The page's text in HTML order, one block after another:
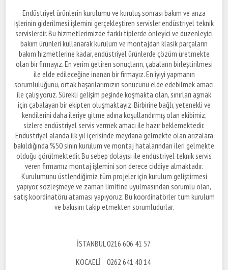
Endüstriyel ürünlerin kurulumu ve kuruluş sonrası bakım ve arıza
işlerinin giderilmesi işlemini gerçekleştiren servisler endüstriyel teknik
servislerdir. Bu hizmetlerimizde farklı tiplerde önleyici ve düzenleyici
bakım ürünleri kullanarak kurulum ve montajdan klasik parçaların
bakım hizmetlerine kadar, endüstriyel ürünlerde çözüm üretmekte
olan bir firmayız. En verim getiren sonuçların, çabaların birleştirilmesi
ile elde edileceğine inanan bir firmayız. En iyiyi yapmanın
sorumluluğunu, ortak başarılarımızın sonucunu elde edebilmek amacı
ile çalışıyoruz. Sürekli gelişim peşinde koşmakta olan, sınırları aşmak
için çabalayan bir ekipten oluşmaktayız. Birbirine bağlı, yetenekli ve
kendilerini daha ileriye gitme adına koşullandırmış olan ekibimiz,
sizlere endüstriyel servis vermek amacı ile hazır beklemektedir.
Endüstriyel alanda ilk yıl içerisinde meydana gelmekte olan arızalara
bakıldığında %50 sinin kurulum ve montaj hatalarından ileri gelmekte
olduğu görülmektedir. Bu sebep dolayısı ile endüstriyel teknik servis
veren firmamız montaj işlemini son derece ciddiye almaktadır.
Kurulumunu üstlendiğimiz tüm projeler için kurulum geliştirmesi
yapıyor, sözleşmeye ve zaman limitine uyulmasından sorumlu olan,
satış koordinatörü ataması yapıyoruz. Bu koordinatörler tüm kurulum
ve bakısını takip etmekten sorumludurlar.
İSTANBUL 0216 606 41 57
KOCAELİ 0262 641 40 14